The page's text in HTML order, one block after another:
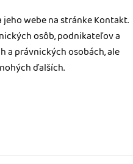
jeho webe na stránke Kontakt.
osôb, podnikateľov a
a právnických osobách, ale
ďalších.